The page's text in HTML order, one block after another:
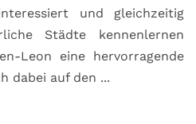
und gleichzeitig
Städte kennenlernen
Leon eine hervorragende
dabei auf den ...